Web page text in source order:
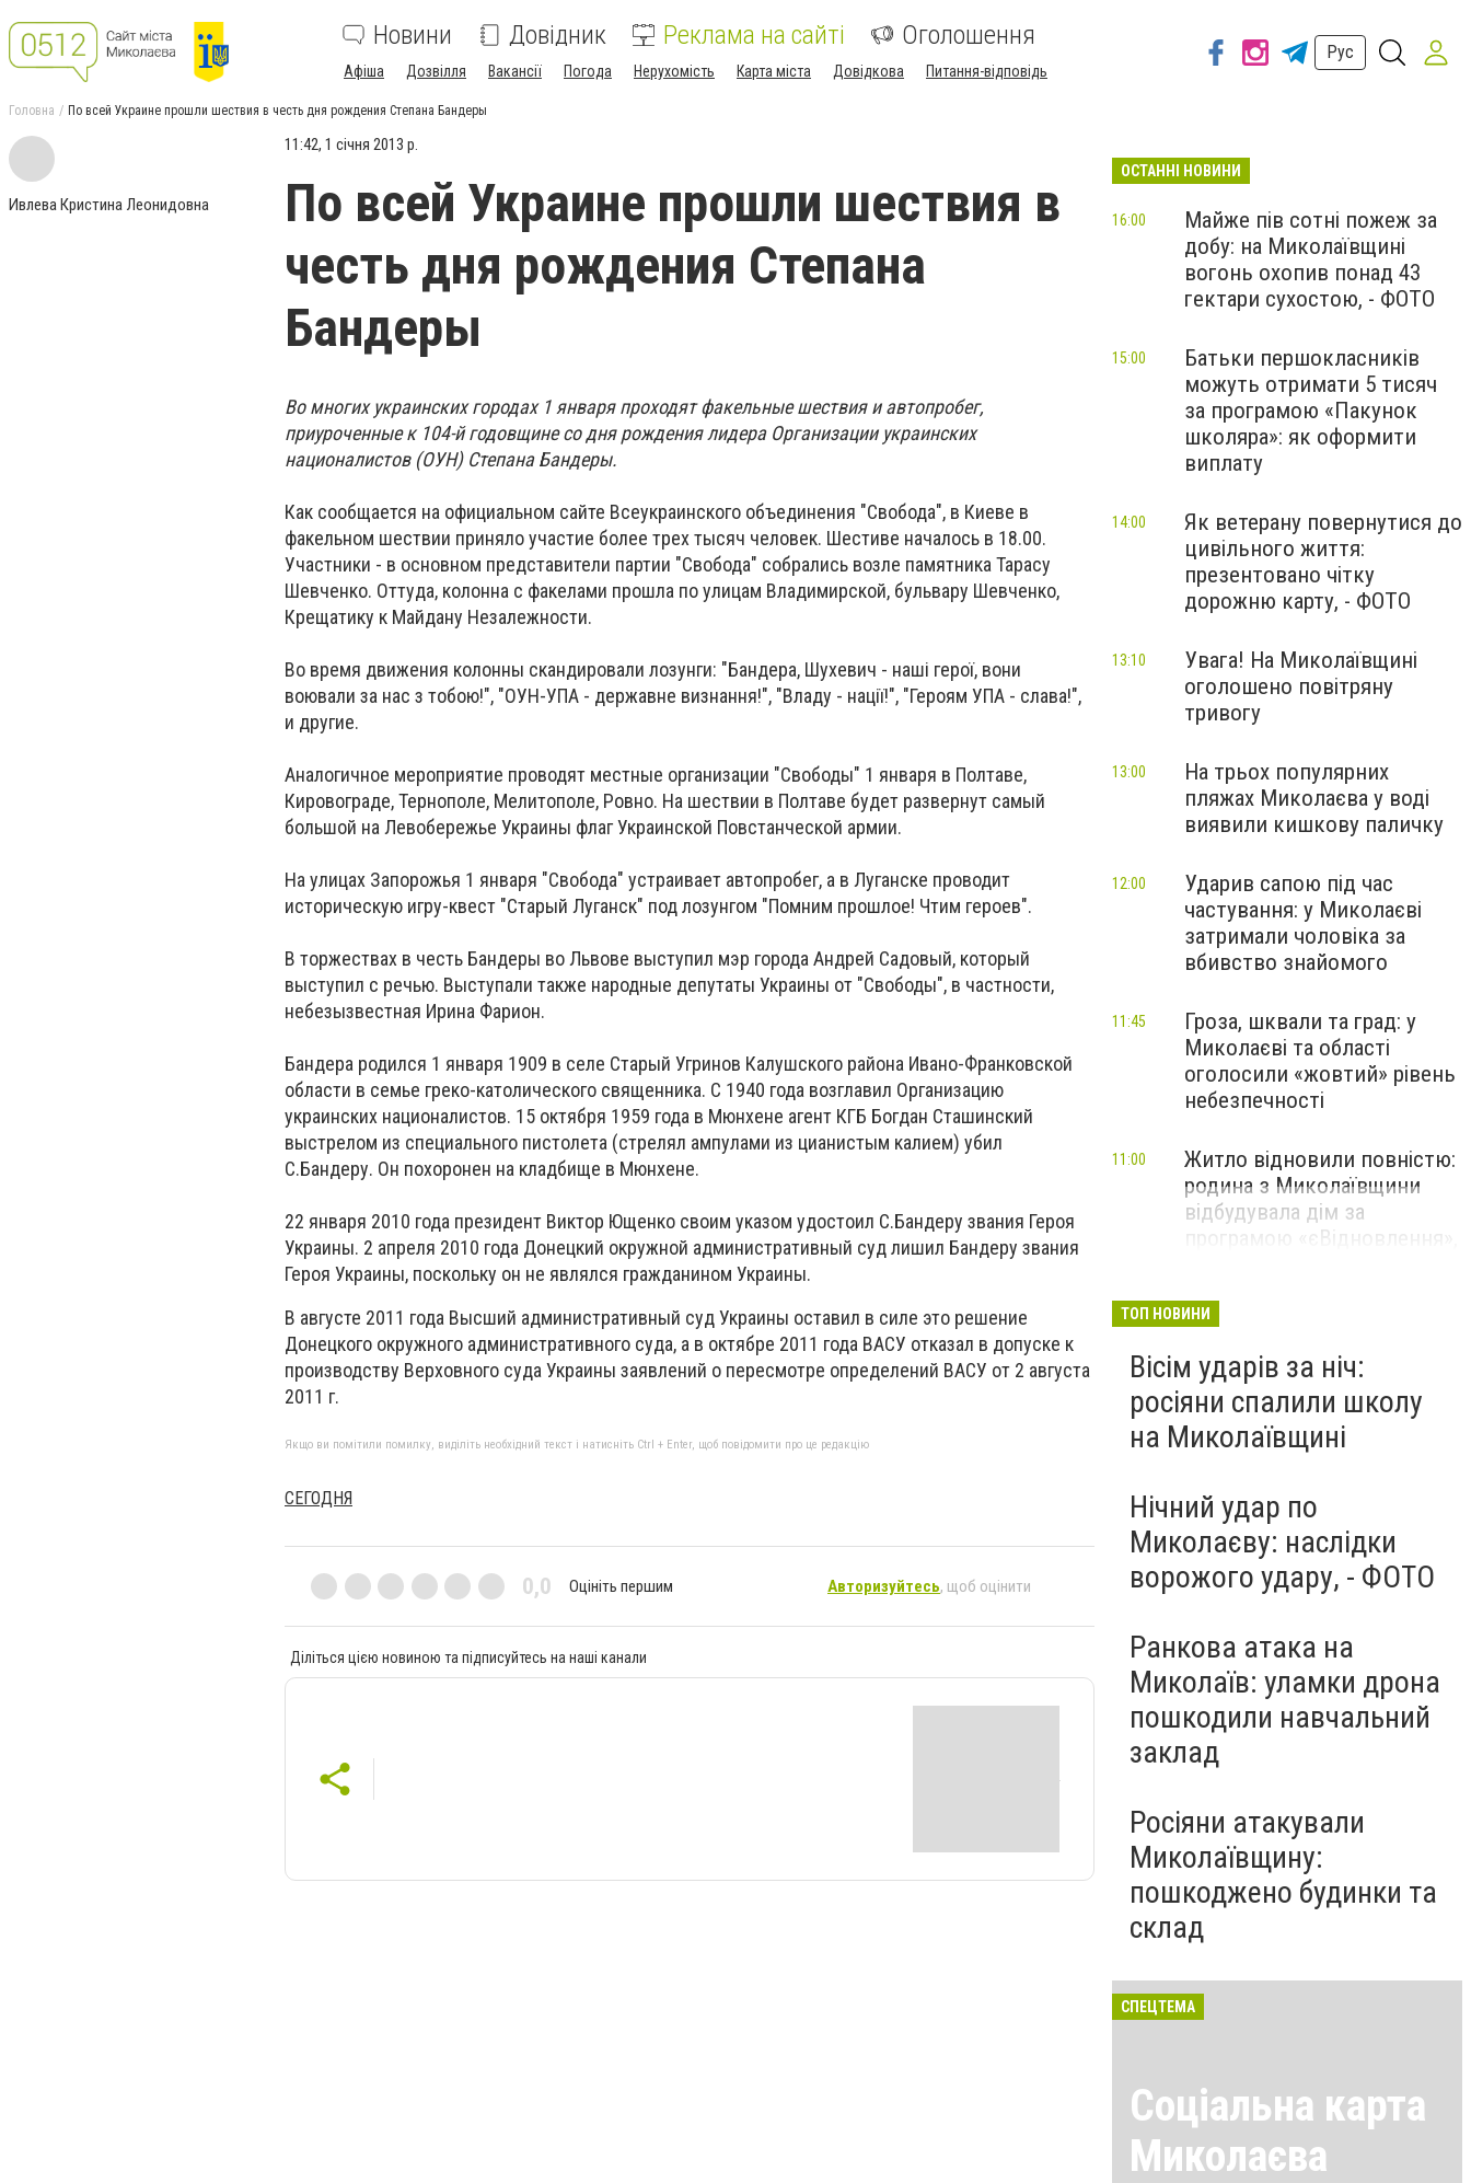
Новини Довідник Реклама на сайті Оголошення
Афіша Дозвілля Вакансії Погода Нерухомість Карта міста Довідкова Питання-відповідь
Рус
Головна По всей Украине прошли шествия в честь дня рождения Степана Бандеры
Ивлева Кристина Леонидовна
11:42, 1 січня 2013 р.
По всей Украине прошли шествия в
честь дня рождения Степана
Бандеры
Во многих украинских городах 1 января проходят факельные шествия и автопробег,
приуроченные к 104-й годовщине со дня рождения лидера Организации украинских
националистов (ОУН) Степана Бандеры.
Как сообщается на официальном сайте Всеукраинского объединения "Свобода", в Киеве в
факельном шествии приняло участие более трех тысяч человек. Шестиве началось в 18.00.
Участники - в основном представители партии "Свобода" собрались возле памятника Тарасу
Шевченко. Оттуда, колонна с факелами прошла по улицам Владимирской, бульвару Шевченко,
Крещатику к Майдану Незалежности.
Во время движения колонны скандировали лозунги: "Бандера, Шухевич - наші герої, вони
воювали за нас з тобою!", "ОУН-УПА - державне визнання!", "Владу - нації!", "Героям УПА - слава!",
и другие.
Аналогичное мероприятие проводят местные организации "Свободы" 1 января в Полтаве,
Кировограде, Тернополе, Мелитополе, Ровно. На шествии в Полтаве будет развернут самый
большой на Левобережье Украины флаг Украинской Повстанческой армии.
На улицах Запорожья 1 января "Свобода" устраивает автопробег, а в Луганске проводит
историческую игру-квест "Старый Луганск" под лозунгом "Помним прошлое! Чтим героев".
В торжествах в честь Бандеры во Львове выступил мэр города Андрей Садовый, который
выступил с речью. Выступали также народные депутаты Украины от "Свободы", в частности,
небезызвестная Ирина Фарион.
Бандера родился 1 января 1909 в селе Старый Угринов Калушского района Ивано-Франковской
области в семье греко-католического священника. С 1940 года возглавил Организацию
украинских националистов. 15 октября 1959 года в Мюнхене агент КГБ Богдан Сташинский
выстрелом из специального пистолета (стрелял ампулами из цианистым калием) убил
С.Бандеру. Он похоронен на кладбище в Мюнхене.
22 января 2010 года президент Виктор Ющенко своим указом удостоил С.Бандеру звания Героя
Украины. 2 апреля 2010 года Донецкий окружной административный суд лишил Бандеру звания
Героя Украины, поскольку он не являлся гражданином Украины.
В августе 2011 года Высший административный суд Украины оставил в силе это решение
Донецкого окружного административного суда, а в октябре 2011 года ВАСУ отказал в допуске к
производству Верховного суда Украины заявлений о пересмотре определений ВАСУ от 2 августа
2011 г.
Якщо ви помітили помилку, виділіть необхідний текст і натисніть Ctrl + Enter, щоб повідомити про це редакцію
СЕГОДНЯ
0,0 Оцініть першим Авторизуйтесь, щоб оцінити
Діліться цією новиною та підписуйтесь на наші канали
ОСТАННІ НОВИНИ
Майже пів сотні пожеж за
добу: на Миколаївщині
вогонь охопив понад 43
гектари сухостою, - ФОТО
16:00
Батьки першокласників
можуть отримати 5 тисяч
за програмою «Пакунок
школяра»: як оформити
виплату
15:00
Як ветерану повернутися до
цивільного життя:
презентовано чітку
дорожню карту, - ФОТО
14:00
Увага! На Миколаївщині
оголошено повітряну
тривогу
13:10
На трьох популярних
пляжах Миколаєва у воді
виявили кишкову паличку
13:00
Ударив сапою під час
частування: у Миколаєві
затримали чоловіка за
вбивство знайомого
12:00
Гроза, шквали та град: у
Миколаєві та області
оголосили «жовтий» рівень
небезпечності
11:45
Житло відновили повністю:
родина з Миколаївщини
відбудувала дім за
програмою «єВідновлення»,
11:00
ТОП НОВИНИ
Вісім ударів за ніч:
росіяни спалили школу
на Миколаївщині
Нічний удар по
Миколаєву: наслідки
ворожого удару, - ФОТО
Ранкова атака на
Миколаїв: уламки дрона
пошкодили навчальний
заклад
Росіяни атакували
Миколаївщину:
пошкоджено будинки та
склад
СПЕЦТЕМА
Соціальна карта
Миколаєва